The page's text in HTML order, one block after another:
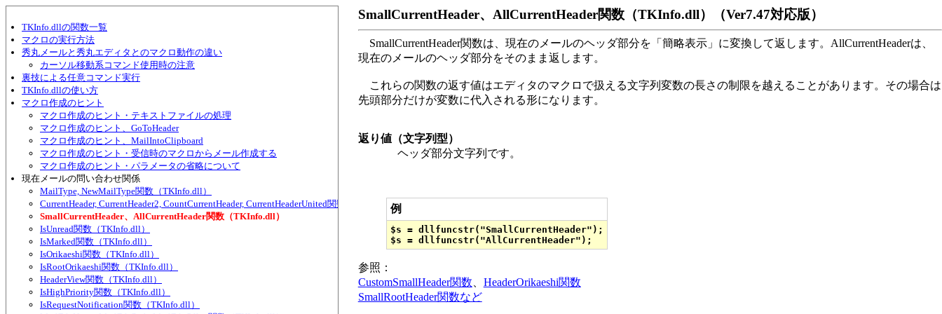
TKInfo.dllの関数一覧
マクロの実行方法
秀丸メールと秀丸エディタとのマクロ動作の違い
カーソル移動系コマンド使用時の注意
裏技による任意コマンド実行
TKInfo.dllの使い方
マクロ作成のヒント
マクロ作成のヒント・テキストファイルの処理
マクロ作成のヒント、GoToHeader
マクロ作成のヒント、MailIntoClipboard
マクロ作成のヒント・受信時のマクロからメール作成する
マクロ作成のヒント・パラメータの省略について
現在メールの問い合わせ関係
MailType, NewMailType関数（TKInfo.dll）
CurrentHeader, CurrentHeader2, CountCurrentHeader, CurrentHeaderUnited関数（TKInfo.dll）
SmallCurrentHeader、AllCurrentHeader関数（TKInfo.dll）
IsUnread関数（TKInfo.dll）
IsMarked関数（TKInfo.dll）
IsOrikaeshi関数（TKInfo.dll）
IsRootOrikaeshi関数（TKInfo.dll）
HeaderView関数（TKInfo.dll）
IsHighPriority関数（TKInfo.dll）
IsRequestNotification関数（TKInfo.dll）
SmallCurrentHeader、AllCurrentHeader関数（TKInfo.dll）（Ver7.47対応版）
SmallCurrentHeader関数は、現在のメールのヘッダ部分を「簡略表示」に変換して返します。AllCurrentHeaderは、
現在のメールのヘッダ部分をそのまま返します。
これらの関数の返す値はエディタのマクロで扱える文字列変数の長さの制限を越えることがあります。その場合は
先頭部分だけが変数に代入される形になります。
返り値（文字列型）
ヘッダ部分文字列です。
例
$s = dllfuncstr("SmallCurrentHeader");
参照：
CustomSmallHeader関数
HeaderOrikaeshi関数
SmallRootHeader関数など